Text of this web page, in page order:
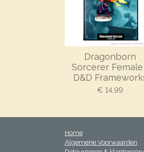
Dragonborn
Sorcerer
D&D
€ 14,99
Home
Algemene Voorwaarden